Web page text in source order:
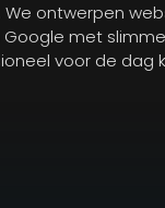
ontwerpen
met
voor de dag